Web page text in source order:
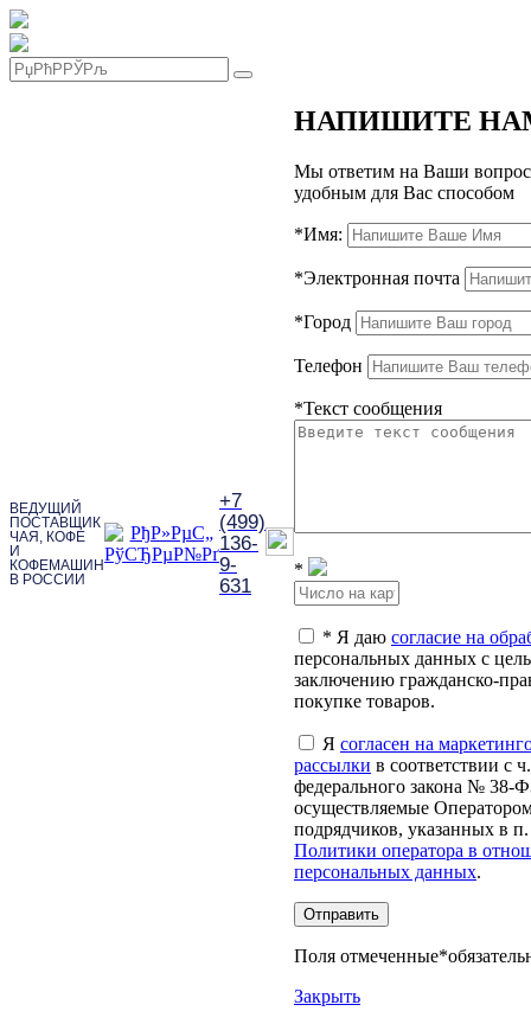
ВЕДУЩИЙ
ПОСТАВЩИК
ЧАЯ, КОФЕ
И
КОФЕМАШИН
В РОССИИ
+7
(499)
136-
9-
631
НАПИШИТЕ
Мы ответим на Ваши
удобным для Вас способом
*Имя:
*Электронная почта
*Город
Телефон
*Текст сообщения
*
* Я даю согласие на
персональных данных с
заключению гражданско-
покупке товаров.
Я согласен на
рассылки в соответствии с
федерального закона № 38-
осуществляемые
подрядчиков, указанных в
Политики оператора в
персональных данных.
Отправить
Поля отмеченные*
Закрыть